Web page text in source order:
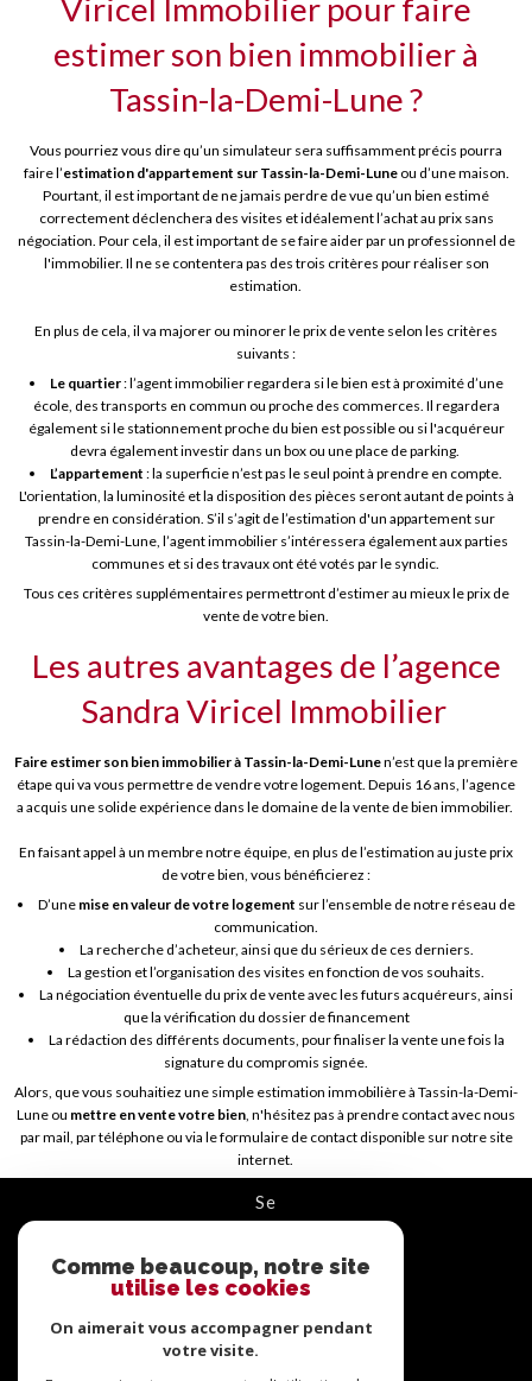
Viricel Immobilier pour faire
estimer son bien immobilier à
Tassin-la-Demi-Lune ?
Vous pourriez vous dire qu’un simulateur sera suffisamment précis pourra
faire l’estimation d'appartement sur Tassin-la-Demi-Luneou d’une maison.
Pourtant, il est important de ne jamais perdre de vue qu’un bien estimé
correctement déclenchera des visites et idéalement l’achat au prix sans
négociation. Pour cela, il est important de se faire aider par un professionnel de
l'immobilier. Il ne se contentera pas des trois critères pour réaliser son
estimation.
En plus de cela, il va majorer ou minorer le prix de vente selon les critères
suivants :
Le quartier: l’agent immobilier regardera si le bien est à proximité d’une
école, des transports en commun ou proche des commerces. Il regardera
également si le stationnement proche du bien est possible ou si l'acquéreur
devra également investir dans un box ou une place de parking.
L’appartement : la superficie n’est pas le seul point à prendre en compte.
L'orientation, la luminosité et la disposition des pièces seront autant de points à
prendre en considération. S’il s’agit de l’estimation d'un appartement sur
Tassin-la-Demi-Lune, l’agent immobilier s’intéressera également aux parties
communes et si des travaux ont été votés par le syndic.
Tous ces critères supplémentaires permettront d’estimer au mieux le prix de
vente de votre bien.
Les autres avantages de l’agence
Sandra Viricel Immobilier
Faire estimer son bien immobilier à Tassin-la-Demi-Lunen’est que la première
étape qui va vous permettre de vendre votre logement. Depuis 16 ans, l’agence
a acquis une solide expérience dans le domaine de la vente de bien immobilier.
En faisant appel à un membre notre équipe, en plus de l’estimation au juste prix
de votre bien, vous bénéficierez :
D’une mise en valeur de votre logement sur l’ensemble de notre réseau de
communication.
La recherche d’acheteur, ainsi que du sérieux de ces derniers.
La gestion et l’organisation des visites en fonction de vos souhaits.
La négociation éventuelle du prix de vente avec les futurs acquéreurs, ainsi
que la vérification du dossier de financement
La rédaction des différents documents, pour finaliser la vente une fois la
signature du compromis signée.
Alors, que vous souhaitiez une simple estimation immobilière à Tassin-la-Demi-
Lune ou mettre en vente votre bien , n'hésitez pas à prendre contact avec nous
par mail, par téléphone ou via le formulaire de contact disponible sur notre site
internet.
se
connecter
ESPACE PROPRIÉTAIRE
nous
suivre
Comme beaucoup, notre site
utilise les cookies
On aimerait vous accompagner pendant
votre visite.